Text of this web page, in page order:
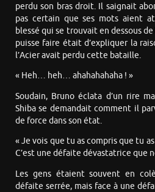
perdu son bras droit. Il saignait
pas certain que ses mots aient
blessé qui se trouvait en dessous
puisse faire était d’expliquer la
l’Acier avait perdu cette bataille.
« Heh… heh… ahahahahaha ! »
Soudain, Bruno éclata d’un rire
Shiba se demandait comment il
de force dans son état.
« Je vois que tu as compris que tu
C’est une défaite dévastatrice que
Les gens étaient souvent en
défaite serrée, mais face à une